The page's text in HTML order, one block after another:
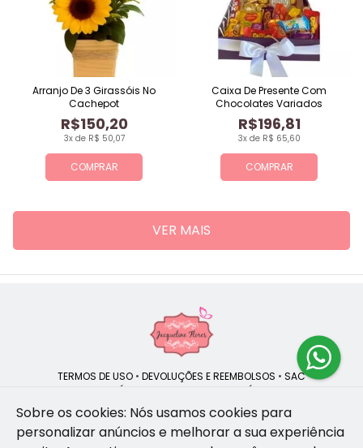
COMPRAR
3x de R$ 50,07
R$150,20
Arranjo De 3 Girassóis No
Cachepot
COMPRAR
3x de R$ 65,60
R$196,81
Caixa De Presente Com
Chocolates Variados
VER MAIS
TERMOS DE USO • DEVOLUÇÕES E REEMBOLSOS • SAC
POLÍTICA DE PRIVACIDADE POLÍTICA DE COOKIES
Sobre os cookies: Nós usamos cookies para
personalizar anúncios e melhorar a sua experiência